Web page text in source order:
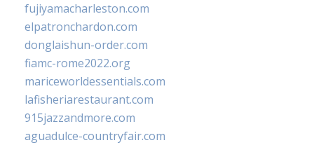
fujiyamacharleston.com
elpatronchardon.com
donglaishun-order.com
fiamc-rome2022.org
mariceworldessentials.com
lafisheriarestaurant.com
915jazzandmore.com
aguadulce-countryfair.com